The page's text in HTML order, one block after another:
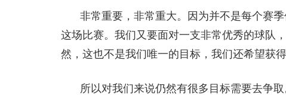
非常重要，非常重大。因为并不是每个赛
这场比赛。我们又要面对一支非常优秀的球队
然，这也不是我们唯一的目标，我们还希望获
所以对我们来说仍然有很多目标需要去争